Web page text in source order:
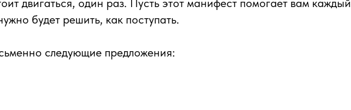
будет решить, как поступать.
следующие предложения: